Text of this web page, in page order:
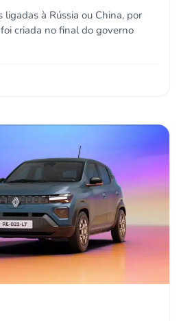
ligadas à Rússia ou China, por
criada no final do governo